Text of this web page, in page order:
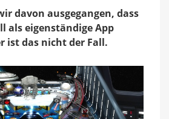
davon ausgegangen, dass
als eigenständige App
ist das nicht der Fall.